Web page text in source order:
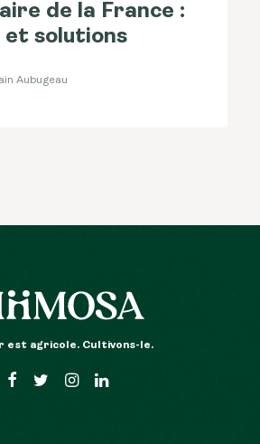
de la France :
et solutions
Aubugeau
est agricole. Cultivons-le.